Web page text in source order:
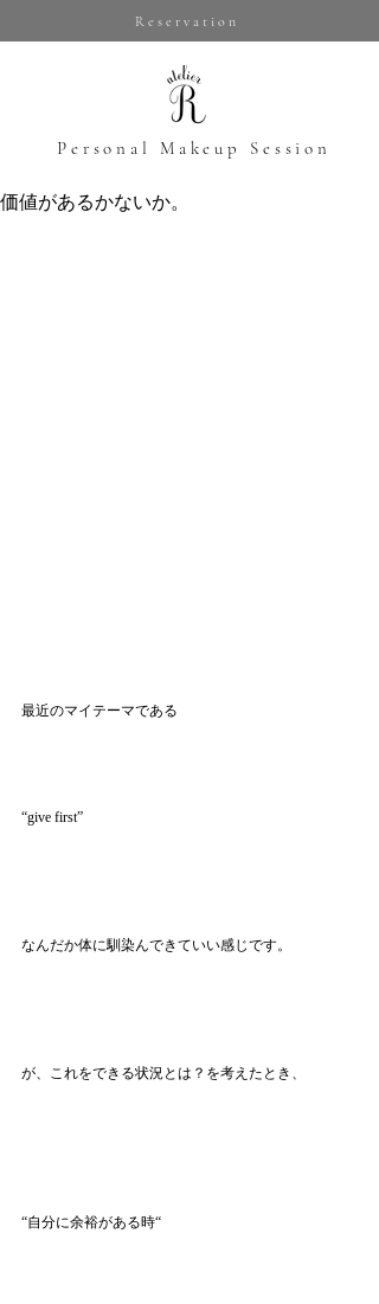
Reservation
​Personal Makeup Session
価値があるかないか。
最近のマイテーマである
“give first”
なんだか体に馴染んできていい感じです。
が、これをできる状況とは？を考えたとき、
“自分に余裕がある時“